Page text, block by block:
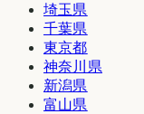
埼玉県
千葉県
東京都
神奈川県
新潟県
富山県